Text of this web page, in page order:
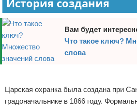
История создания
Вам будет
Что такое ключ?
слова
Царская охранка была создана при
градоначальнике в 1866 году.